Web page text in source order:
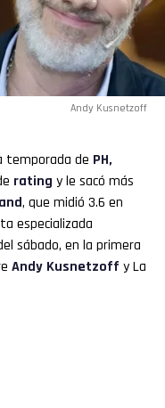
Andy Kusnetzoff
temporada de PH,
rating y le sacó más
, que midió 3.6 en
especializada
sábado, en la primera
Andy Kusnetzoff y La